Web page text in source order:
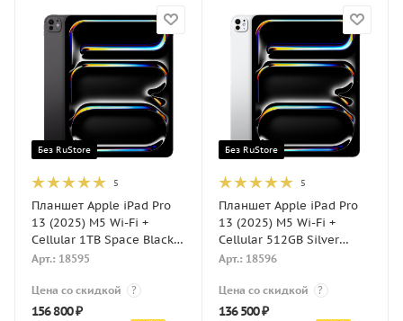
Без RuStore
5
Планшет Apple iPad Pro
13 (2025) M5 Wi-Fi +
Cellular 1TB Space Black
(Черный космос)
Арт.: 18595
Цена со скидкой ?
156 800₽
Без RuStore
5
Планшет Apple iPad Pro
13 (2025) M5 Wi-Fi +
Cellular 512GB Silver
(Серебристый)
Арт.: 18596
Цена со скидкой ?
136 500₽